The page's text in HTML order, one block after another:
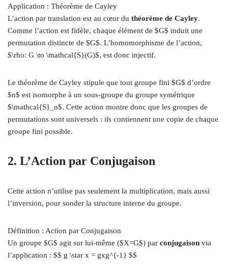
Application : Théorème de Cayley
L’action par translation est au cœur du théorème de Cayley.
Comme l’action est fidèle, chaque élément de $G$ induit une
permutation distincte de $G$. L’homomorphisme de l’action,
$\rho: G \to \mathcal{S}(G)$, est donc injectif.
Le théorème de Cayley stipule que tout groupe fini $G$ d’ordre
$n$ est isomorphe à un sous-groupe du groupe symétrique
$\mathcal{S}_n$. Cette action montre donc que les groupes de
permutations sont universels : ils contiennent une copie de chaque
groupe fini possible.
2. L’Action par Conjugaison
Cette action n’utilise pas seulement la multiplication, mais aussi
l’inversion, pour sonder la structure interne du groupe.
Définition : Action par Conjugaison
Un groupe $G$ agit sur lui-même ($X=G$) par conjugaison via
l’application : $$ g \star x = gxg^{-1} $$